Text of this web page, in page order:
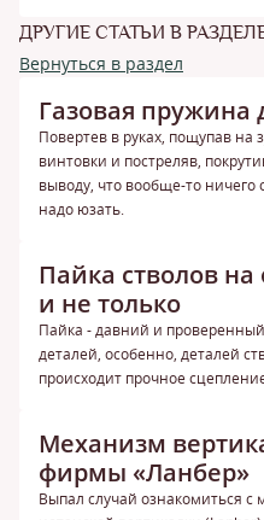
ДРУГИЕ СТАТЬИ В
Вернуться в раздел
Газовая пружина
Повертев в руках, пощупав на
винтовки и постреляв,
выводу, что вообще-то ничего
надо юзать.
Пайка стволов
и не только
Пайка - давний и
деталей, особенно, деталей
происходит прочное
Механизм
фирмы «Ланбер»
Выпал случай ознакомиться